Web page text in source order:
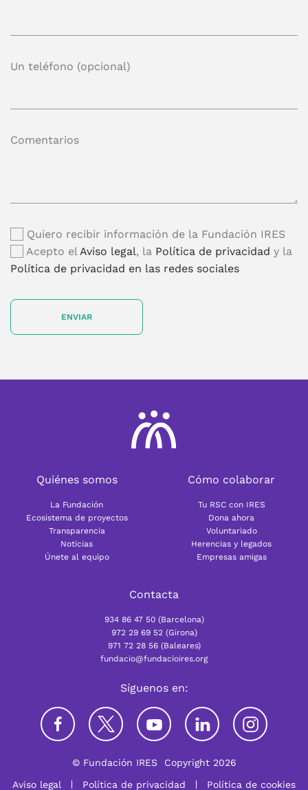
Un teléfono (opcional)
Comentarios
Quiero recibir información de la Fundación IRES
Acepto elAviso legal, la Política de privacidad y la
Política de privacidad en las redes sociales
Quiénes somos
La Fundación
Ecosistema de proyectos
Transparencia
Noticias
Únete al equipo
Cómo colaborar
Tu RSC con IRES
Dona ahora
Voluntariado
Herencias y legados
Empresas amigas
Contacta
934 86 47 50 (Barcelona)
972 29 69 52 (Girona)
971 72 28 56 (Baleares)
fundacio@fundacioires.org
Síguenos en:
© Fundación IRES
Copyright 2026
Aviso legal
Política de privacidad Política de cookies